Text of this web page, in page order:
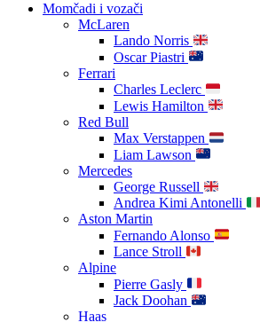
Momčadi i vozači
McLaren
Lando Norris
Oscar Piastri
Ferrari
Charles Leclerc
Lewis Hamilton
Red Bull
Max Verstappen
Liam Lawson
Mercedes
George Russell
Andrea Kimi Antonelli
Aston Martin
Fernando Alonso
Lance Stroll
Alpine
Pierre Gasly
Jack Doohan
Haas